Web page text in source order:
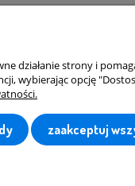
działanie strony i
wybierając opcję
zaakceptuj